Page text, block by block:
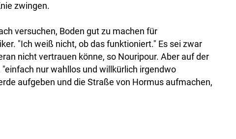
zwingen.
versuchen, Boden gut zu machen für
"Ich weiß nicht, ob das funktioniert." Es sei zwar
nicht vertrauen könne, so Nouripour. Aber auf der
nur wahllos und willkürlich irgendwo
aufgeben und die Straße von Hormus aufmachen,